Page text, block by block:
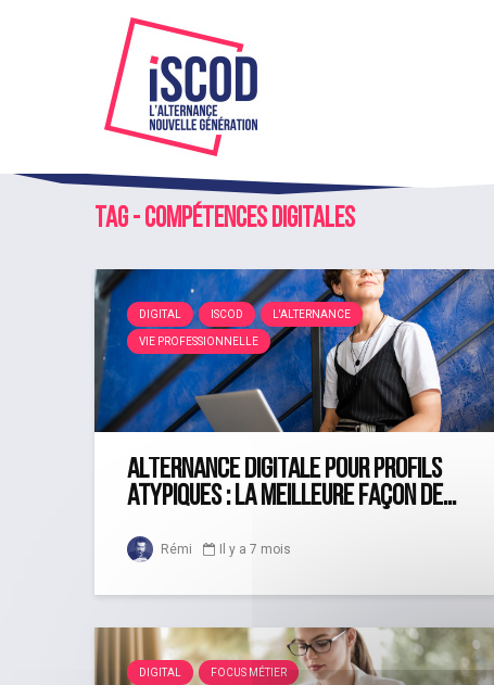
Tag - compétences digitales
DIGITAL ISCOD L'ALTERNANCE
VIE PROFESSIONNELLE
Alternance digitale pour profils
atypiques : la meilleure façon de...
Rémi Il y a 7 mois
DIGITAL FOCUS MÉTIER